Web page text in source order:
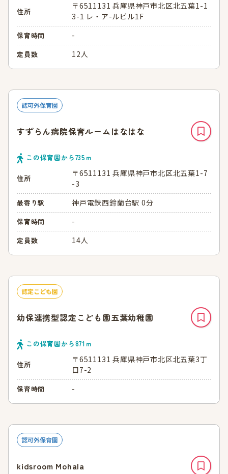
住所
〒6511131 兵庫県神戸市北区北五葉1-1
3-1 レ・ア-ルビル1F
保育時間 -
定員数 12人
認可外保育園
すずらん病院保育ルームはなはな
この保育園から735ｍ
住所
〒6511131 兵庫県神戸市北区北五葉1-7
-3
最寄り駅 神戸電鉄西鈴蘭台駅 0分
保育時間 -
定員数 14人
認定こども園
幼保連携型認定こども園五葉幼稚園
この保育園から871 ｍ
住所
〒6511131 兵庫県神戸市北区北五葉3丁
目7-2
保育時間 -
認可外保育園
kidsroom Mohala